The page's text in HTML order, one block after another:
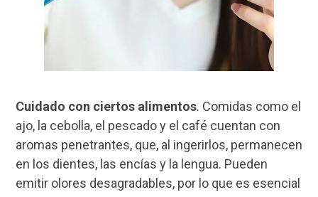
Cuidado con ciertos alimentos. Comidas como el
ajo, la cebolla, el pescado y el café cuentan con
aromas penetrantes, que, al ingerirlos, permanecen
en los dientes, las encías y la lengua. Pueden
emitir olores desagradables, por lo que es esencial